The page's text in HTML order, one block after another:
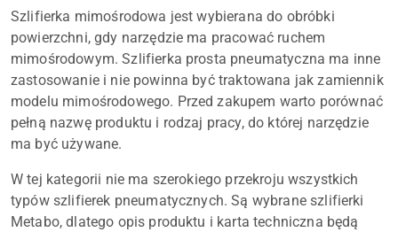
Szlifierka mimośrodowa jest wybierana do obróbki
powierzchni, gdy narzędzie ma pracować ruchem
mimośrodowym. Szlifierka prosta pneumatyczna ma inne
zastosowanie i nie powinna być traktowana jak zamiennik
modelu mimośrodowego. Przed zakupem warto porównać
pełną nazwę produktu i rodzaj pracy, do której narzędzie
ma być używane.
W tej kategorii nie ma szerokiego przekroju wszystkich
typów szlifierek pneumatycznych. Są wybrane szlifierki
Metabo, dlatego opis produktu i karta techniczna będą